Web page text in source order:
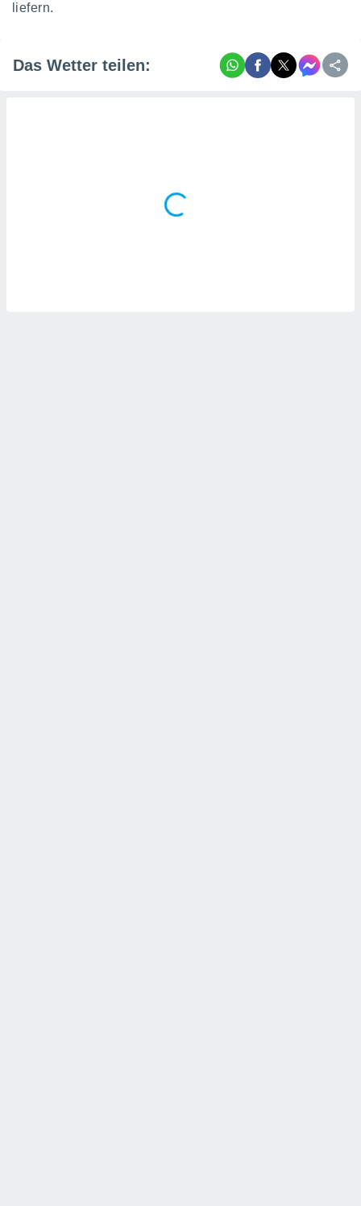
liefern.
Das Wetter teilen: